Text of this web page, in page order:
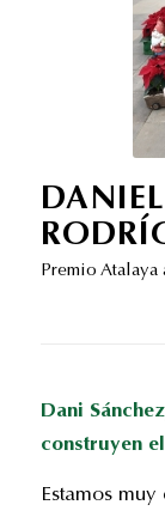
Premio
Dani
construyen
Estamos